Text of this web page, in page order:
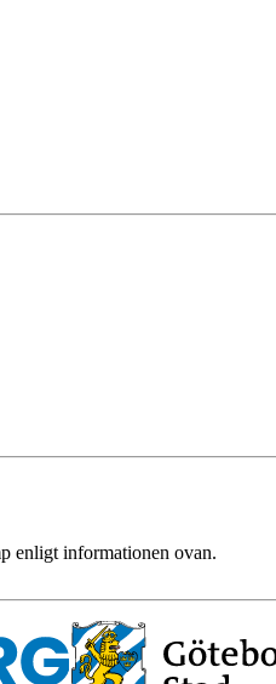
enligt informationen ovan.